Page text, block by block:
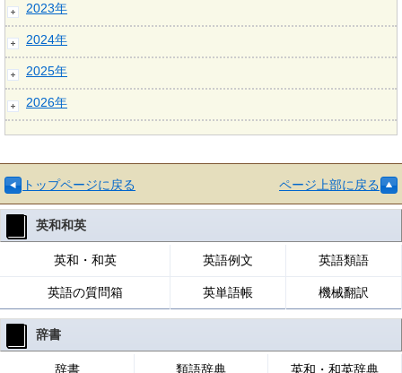
2023年
2024年
2025年
2026年
トップページに戻る ページ上部に戻る
英和和英
英和・和英 英語例文 英語類語
英語の質問箱 英単語帳 機械翻訳
辞書
辞書 類語辞典 英和・和英辞典